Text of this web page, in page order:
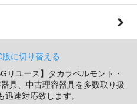
版に切り替える
リユース】タカラベルモント・
具、中古理容器具を多数取り扱
迅速対応致します。